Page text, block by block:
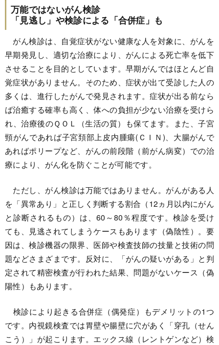
万能ではないがん検診
「見逃し」や検診による「合併症」も
がん検診は、自覚症状がない健康な人を対象に、がんを
早期発見し、適切な治療により、がんによる死亡率を低下
させることを目的としています。早期がんではほとんど自
覚症状がありません。そのため、症状が出て受診した人の
多くは、進行したがんで発見されます。症状が出る前なら
ば治癒する確率も高く、体への負担が少ない治療を受けら
れ、治療後のＱＯＬ（生活の質）も保てます。また、子宮
頸がんであれば子宮頚部上皮内腫瘍(ＣＩＮ)、大腸がんで
あればポリープなど、がんの前段階（前がん病変）での治
療により、がん化を防ぐことが可能です。
ただし、がん検診は万能ではありません。がんがある人
を「異常あり」と正しく判断する割合（12ヵ月以内にがん
と診断されるもの）は、60～80％程度です。検診を受け
ても、見逃されてしまうケースもあります（偽陰性）。要
因は、検診機器の限界、医師や検査技師の技量と技術の問
題などさまざまです。反対に、「がんの疑いがある」と判
定されて精密検査が行われた結果、問題がないケース（偽
陽性）もあります。
検診により起きる合併症（偶発症）もデメリットの1つ
です。内視鏡検査では胃壁や腸壁に穴があく「穿孔（せん
こう）」が起こります。エックス線（レントゲンなど）検